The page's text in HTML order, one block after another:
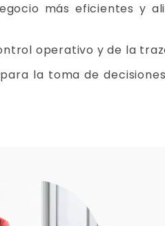
más eficientes y
operativo y de la
la toma de